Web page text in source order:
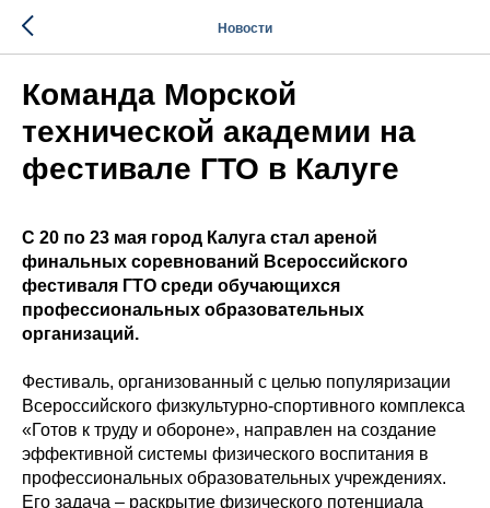
Новости
Команда Морской
технической академии на
фестивале ГТО в Калуге
С 20 по 23 мая город Калуга стал ареной
финальных соревнований Всероссийского
фестиваля ГТО среди обучающихся
профессиональных образовательных
организаций.
Фестиваль, организованный с целью популяризации
Всероссийского физкультурно-спортивного комплекса
«Готов к труду и обороне», направлен на создание
эффективной системы физического воспитания в
профессиональных образовательных учреждениях.
Его задача – раскрытие физического потенциала